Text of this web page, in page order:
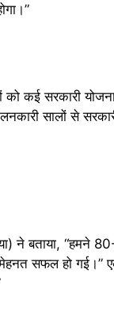
कई सरकारी
सालों से
ने बताया,
सफल हो